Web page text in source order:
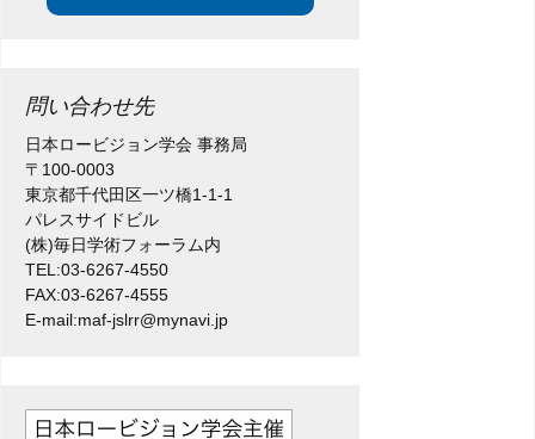
問い合わせ先
日本ロービジョン学会 事務局
〒100-0003
東京都千代田区一ツ橋1-1-1
パレスサイドビル
(株)毎日学術フォーラム内
TEL:03-6267-4550
FAX:03-6267-4555
E-mail:maf-jslrr@mynavi.jp